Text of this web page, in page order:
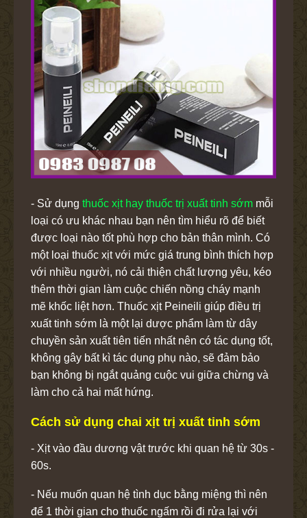
- Sử dụng thuốc xịt hay thuốc trị xuất tinh sớm mỗi
loại có ưu khác nhau bạn nên tìm hiểu rõ để biết
được loại nào tốt phù hợp cho bản thân mình. Có
một loại thuốc xịt với mức giá trung bình thích hợp
với nhiều người, nó cải thiện chất lượng yêu, kéo
thêm thời gian làm cuộc chiến nồng cháy mạnh
mẽ khốc liệt hơn. Thuốc xịt Peineili giúp điều trị
xuất tinh sớm là một lại dược phẩm làm từ dây
chuyền sản xuất tiên tiến nhất nên có tác dụng tốt,
không gây bất kì tác dụng phụ nào, sẽ đảm bảo
bạn không bị ngắt quảng cuộc vui giữa chừng và
làm cho cả hai mất hứng.
Cách sử dụng chai xịt trị xuất tinh sớm
- Xịt vào đầu dương vật trước khi quan hệ từ 30s -
60s.
- Nếu muốn quan hệ tình dục bằng miệng thì nên
để 1 thời gian cho thuốc ngấm rồi đi rửa lại với